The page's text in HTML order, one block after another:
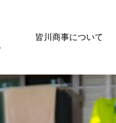
皆川商事について